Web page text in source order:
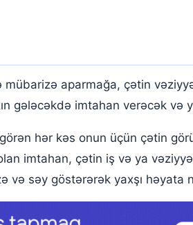
aparmağa, çətin
gələcəkdə imtahan verəcək
hər kəs onun üçün çətin
imtahan, çətin iş və ya
və səy göstərərək yaxşı həyata